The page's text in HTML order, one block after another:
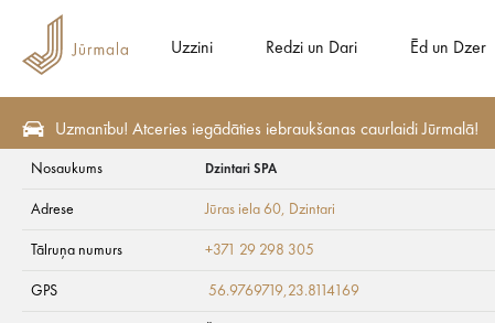
Uzzini Redzi un Dari Ēd un Dzer
Uzmanību! Atceries iegādāties iebraukšanas caurlaidi Jūrmalā!
Dzintari SPA
Nosaukums Dzintari SPA
Adrese Jūras iela 60, Dzintari
Tālruņa numurs +371 29 298 305
GPS 56.9769719,23.8114169